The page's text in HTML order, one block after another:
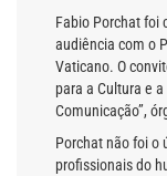
Fabio Porchat foi
audiência com o
Vaticano. O
para a Cultura e
Comunicação”,
Porchat não foi o
profissionais do